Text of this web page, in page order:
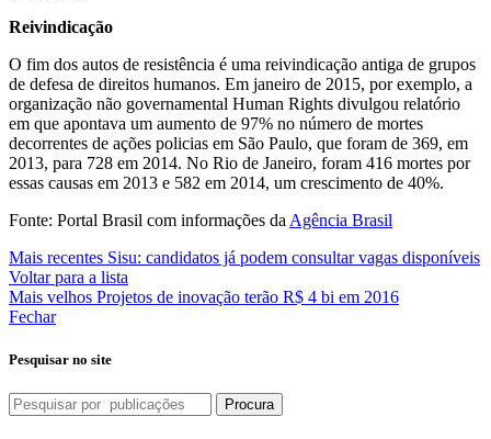
Reivindicação
O fim dos autos de resistência é uma reivindicação antiga de grupos
de defesa de direitos humanos. Em janeiro de 2015, por exemplo, a
organização não governamental Human Rights divulgou relatório
em que apontava um aumento de 97% no número de mortes
decorrentes de ações policias em São Paulo, que foram de 369, em
2013, para 728 em 2014. No Rio de Janeiro, foram 416 mortes por
essas causas em 2013 e 582 em 2014, um crescimento de 40%.
Fonte: Portal Brasil com informações da Agência Brasil
Mais recentes Sisu: candidatos já podem consultar vagas disponíveis
Voltar para a lista
Mais velhos Projetos de inovação terão R$ 4 bi em 2016
Fechar
Pesquisar no site
Procura